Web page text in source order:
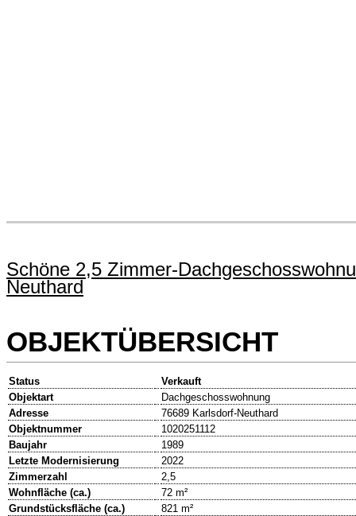
Schöne 2,5 Zimmer-
Neuthard
OBJEKTÜBERSICHT
Status
Verkauft
Objektart
Dachgeschosswohnung
Adresse
76689 Karlsdorf-Neuthard
Objektnummer
1020251112
Baujahr
1989
Letzte Modernisierung
2022
Zimmerzahl
2,5
Wohnfläche (ca.)
72 m²
Grundstücksfläche (ca.)
821 m²